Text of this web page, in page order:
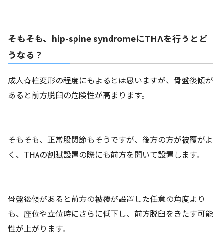
そもそも、hip-spine syndromeにTHAを行うとど
うなる？
成人脊柱変形の程度にもよるとは思いますが、骨盤後傾が
あると前方脱臼の危険性が高まります。
そもそも、正常股関節もそうですが、後方の方が被覆がよ
く、THAの割賦設置の際にも前方を開いて設置します。
骨盤後傾があると前方の被覆が設置した任意の角度より
も、座位や立位時にさらに低下し、前方脱臼をきたす可能
性が上がります。